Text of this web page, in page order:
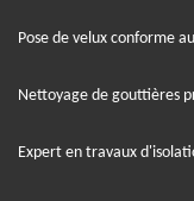
Pose de velux conforme
Nettoyage de gouttières
Expert en travaux